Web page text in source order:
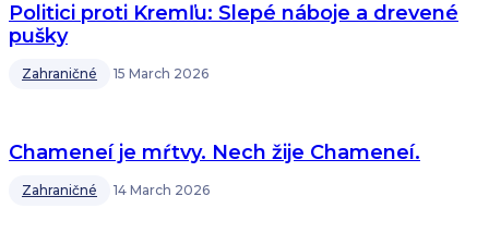
Politici proti Kremľu: Slepé náboje a drevené
pušky
Zahraničné 15 March 2026
Chameneí je mŕtvy. Nech žije Chameneí.
Zahraničné 14 March 2026